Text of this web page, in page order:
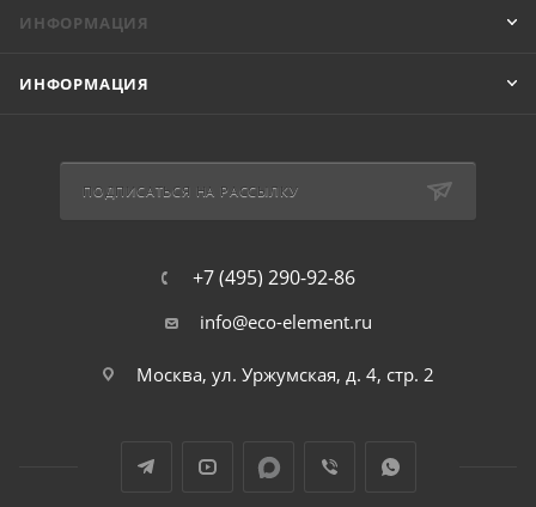
ИНФОРМАЦИЯ
ИНФОРМАЦИЯ
ПОДПИСАТЬСЯ НА РАССЫЛКУ
+7 (495) 290-92-86
info@eco-element.ru
Москва, ул. Уржумская, д. 4, стр. 2